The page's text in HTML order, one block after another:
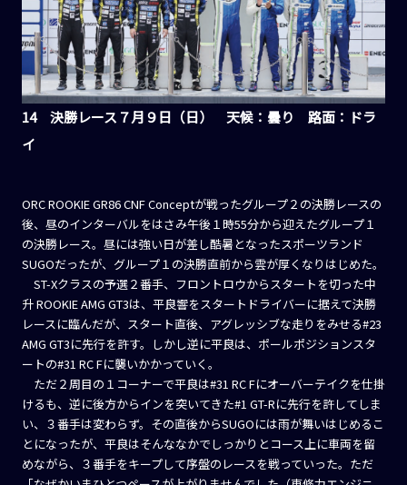
14 決勝レース７月９日（日） 天候：曇り 路面：ドラ
イ
ORC ROOKIE GR86 CNF Conceptが戦ったグループ２の決勝レースの
後、昼のインターバルをはさみ午後１時55分から迎えたグループ１
の決勝レース。昼には強い日が差し酷暑となったスポーツランド
SUGOだったが、グループ１の決勝直前から雲が厚くなりはじめた。
ST-Xクラスの予選２番手、フロントロウからスタートを切った中
升 ROOKIE AMG GT3は、平良響をスタートドライバーに据えて決勝
レースに臨んだが、スタート直後、アグレッシブな走りをみせる#23
AMG GT3に先行を許す。しかし逆に平良は、ポールポジションスタ
ートの#31 RC Fに襲いかかっていく。
ただ２周目の１コーナーで平良は#31 RC Fにオーバーテイクを仕掛
けるも、逆に後方からインを突いてきた#1 GT-Rに先行を許してしま
い、３番手は変わらず。その直後からSUGOには雨が舞いはじめるこ
とになったが、平良はそんななかでしっかりとコース上に車両を留
めながら、３番手をキープして序盤のレースを戦っていった。ただ